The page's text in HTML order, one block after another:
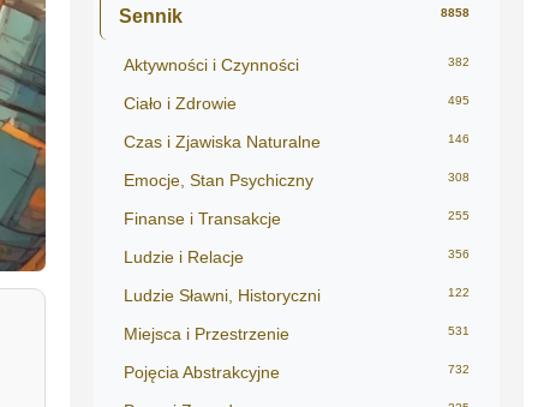
Sennik 8858
Aktywności i Czynności 382
Ciało i Zdrowie 495
Czas i Zjawiska Naturalne 146
Emocje, Stan Psychiczny 308
Finanse i Transakcje 255
Ludzie i Relacje 356
Ludzie Sławni, Historyczni 122
Miejsca i Przestrzenie 531
Pojęcia Abstrakcyjne 732